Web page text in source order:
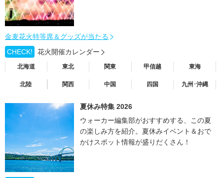
金麦花火特等席＆グッズが当たる
CHECK!
花火開催カレンダー
北海道 東北 関東 甲信越 東海
北陸 関西 中国 四国 九州･沖縄
夏休み特集 2026
ウォーカー編集部がおすすめする、この夏
の楽しみ方を紹介。夏休みイベント＆おで
かけスポット情報が盛りだくさん！